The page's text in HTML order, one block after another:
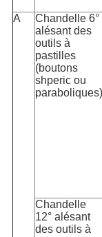
A
Chandelle 6°
alésant des
outils à
pastilles
(boutons
shperic ou
paraboliques)
Chandelle
12° alésant
des outils à